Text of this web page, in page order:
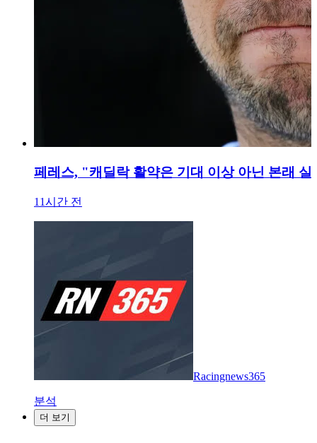
페레스, "캐딜락 활약은 기대 이상 아닌 본래
11시간 전
Racingnews365
분석
더 보기